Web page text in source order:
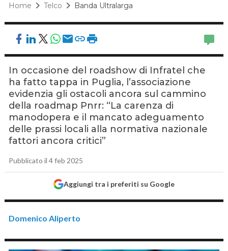
Home Telco Banda Ultralarga
In occasione del roadshow di Infratel che
ha fatto tappa in Puglia, l’associazione
evidenzia gli ostacoli ancora sul cammino
della roadmap Pnrr: “La carenza di
manodopera e il mancato adeguamento
delle prassi locali alla normativa nazionale
fattori ancora critici”
Pubblicato il 4 feb 2025
Aggiungi tra i preferiti su Google
Domenico Aliperto